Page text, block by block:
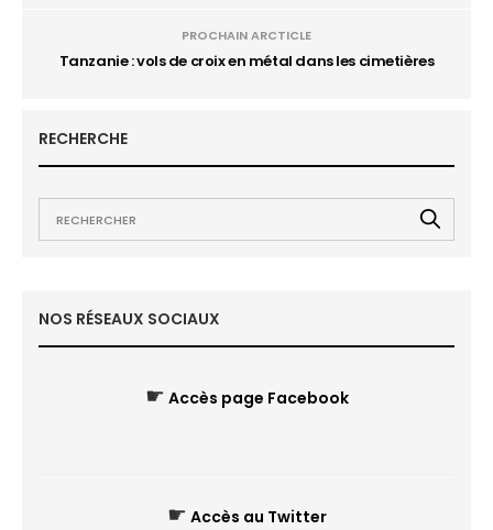
PROCHAIN ARCTICLE
Tanzanie : vols de croix en métal dans les cimetières
RECHERCHE
NOS RÉSEAUX SOCIAUX
☛ Accès page Facebook
☛ Accès au Twitter